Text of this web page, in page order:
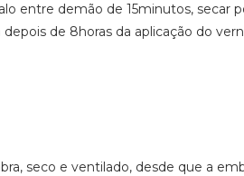
entre demão de 15minutos, secar
de 8horas da aplicação do
seco e ventilado, desde que a